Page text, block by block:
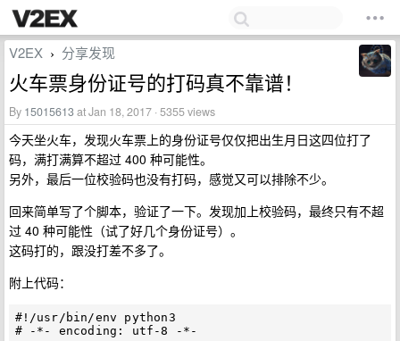
V2EX › 分享发现
火车票身份证号的打码真不靠谱！
By 15015613at Jan 18, 2017 · 5355 views
今天坐火车，发现火车票上的身份证号仅仅把出生月日这四位打了
码，满打满算不超过 400 种可能性。
另外，最后一位校验码也没有打码，感觉又可以排除不少。
回来简单写了个脚本，验证了一下。发现加上校验码，最终只有不超
过 40 种可能性（试了好几个身份证号）。
这码打的，跟没打差不多了。
附上代码：
#!/usr/bin/env python3
# -*- encoding: utf-8 -*-